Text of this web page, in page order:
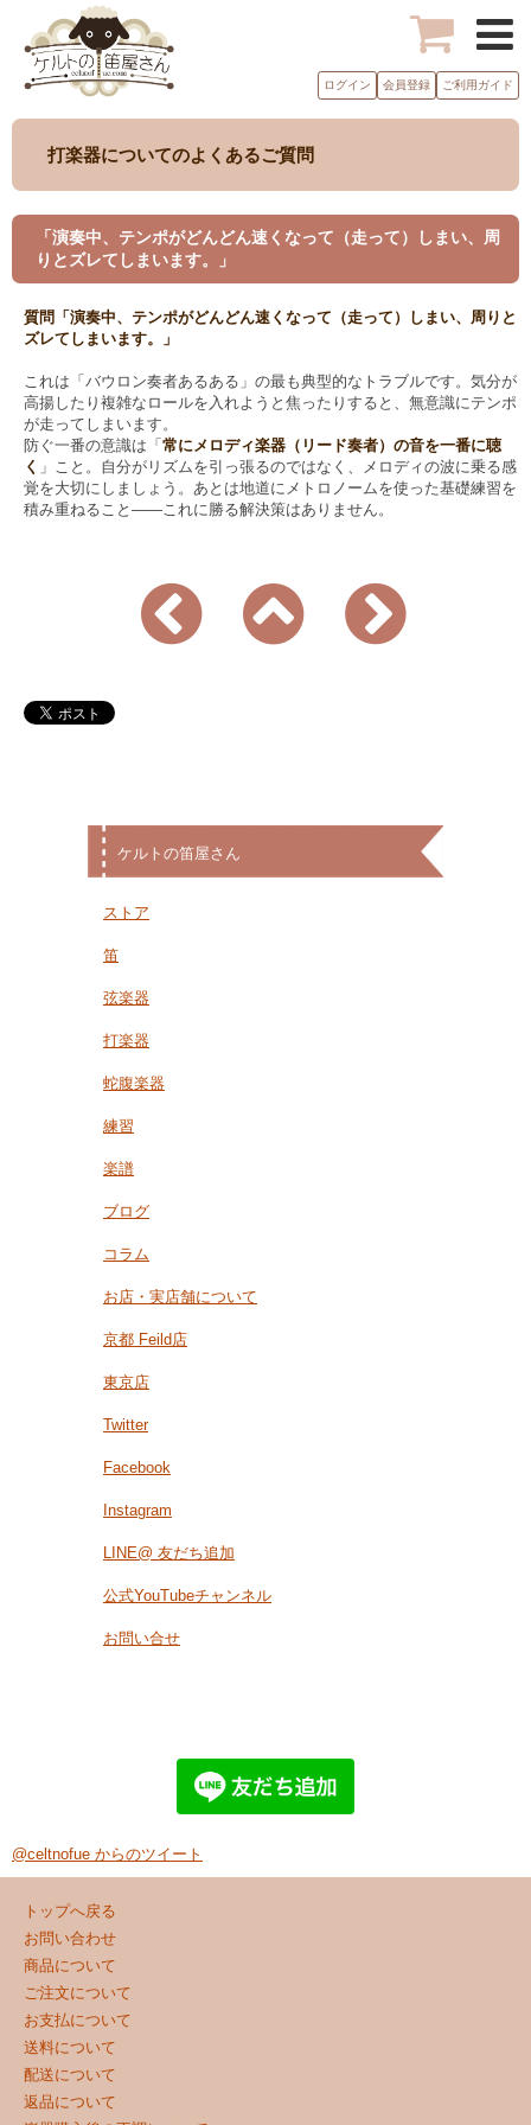
ログイン 会員登録 ご利用ガイド
打楽器についてのよくあるご質問
「演奏中、テンポがどんどん速くなって（走って）しまい、周
りとズレてしまいます。」
質問「演奏中、テンポがどんどん速くなって（走って）しまい、周りと
ズレてしまいます。」
これは「バウロン奏者あるある」の最も典型的なトラブルです。気分が
高揚したり複雑なロールを入れようと焦ったりすると、無意識にテンポ
が走ってしまいます。
防ぐ一番の意識は「 常にメロディ楽器（リード奏者）の音を一番に聴
く 」こと。自分がリズムを引っ張るのではなく、メロディの波に乗る感
覚を大切にしましょう。あとは地道にメトロノームを使った基礎練習を
積み重ねること——これに勝る解決策はありません。
ケルトの笛屋さん
ストア
笛
弦楽器
打楽器
蛇腹楽器
練習
楽譜
ブログ
コラム
お店・実店舗について
京都 Feild店
東京店
Twitter
Facebook
Instagram
LINE@ 友だち追加
公式YouTubeチャンネル
お問い合せ
@celtnofue からのツイート
トップへ戻る
お問い合わせ
商品について
ご注文について
お支払について
送料について
配送について
返品について